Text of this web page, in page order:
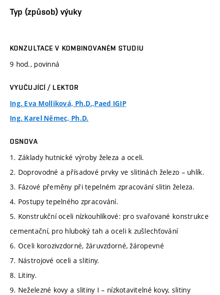
Typ (způsob) výuky
KONZULTACE V KOMBINOVANÉM STUDIU
9 hod., povinná
VYUČUJÍCÍ / LEKTOR
Ing. Eva Molliková, Ph.D.,Paed IGIP
Ing. Karel Němec, Ph.D.
OSNOVA
1. Základy hutnické výroby železa a oceli.
2. Doprovodné a přísadové prvky ve slitinách železo – uhlík.
3. Fázové přeměny při tepelném zpracování slitin železa.
4. Postupy tepelného zpracování.
5. Konstrukční oceli nízkouhlíkové: pro svařované konstrukce
cementační, pro hluboký tah a oceli k zušlechťování
6. Oceli korozivzdorné, žáruvzdorné, žáropevné
7. Nástrojové oceli a slitiny.
8. Litiny.
9. Neželezné kovy a slitiny I – nízkotavitelné kovy, slitiny